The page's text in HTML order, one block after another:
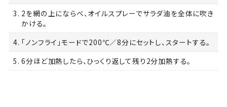
3. 2を網の上にならべ、オイルスプレーでサラダ油を全体に吹き
かける。
4. 「ノンフライ」モードで200℃／8分にセットし、スタートする。
5. 6分ほど加熱したら、ひっくり返して残り2分加熱する。